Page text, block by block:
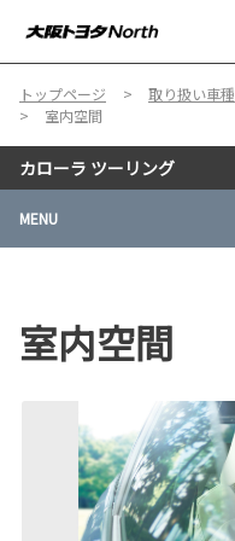
トップページ 取り扱い車種
室内空間
カローラ ツーリング
MENU
室内空間